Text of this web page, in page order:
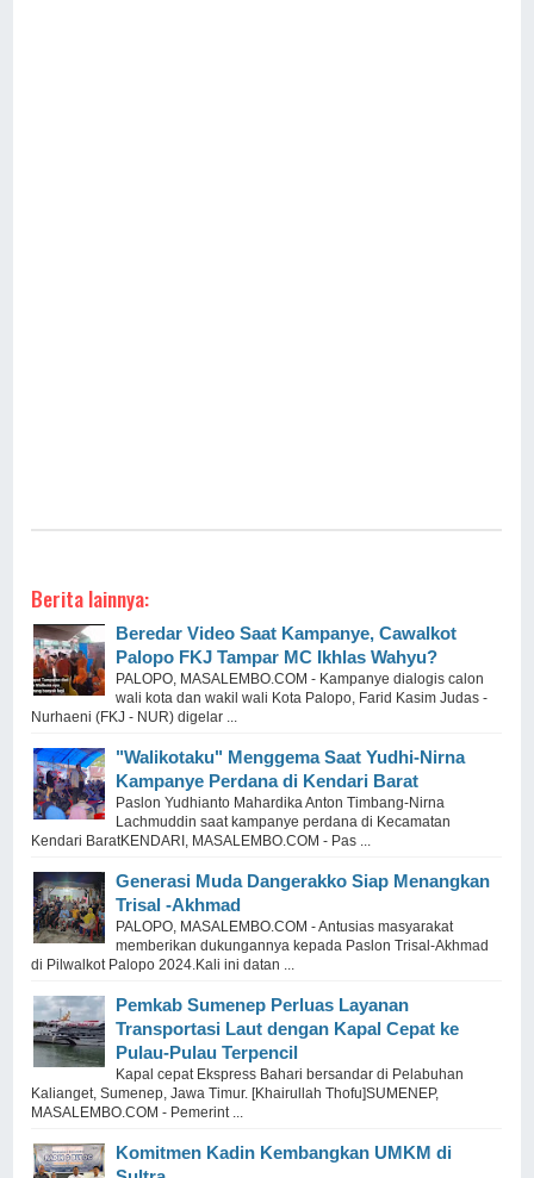
Berita lainnya:
Beredar Video Saat Kampanye, Cawalkot
Palopo FKJ Tampar MC Ikhlas Wahyu?
PALOPO, MASALEMBO.COM - Kampanye dialogis calon
wali kota dan wakil wali Kota Palopo, Farid Kasim Judas -
Nurhaeni (FKJ - NUR) digelar ...
"Walikotaku" Menggema Saat Yudhi-Nirna
Kampanye Perdana di Kendari Barat
Paslon Yudhianto Mahardika Anton Timbang-Nirna
Lachmuddin saat kampanye perdana di Kecamatan
Kendari BaratKENDARI, MASALEMBO.COM - Pas ...
Generasi Muda Dangerakko Siap Menangkan
Trisal -Akhmad
PALOPO, MASALEMBO.COM - Antusias masyarakat
memberikan dukungannya kepada Paslon Trisal-Akhmad
di Pilwalkot Palopo 2024.Kali ini datan ...
Pemkab Sumenep Perluas Layanan
Transportasi Laut dengan Kapal Cepat ke
Pulau-Pulau Terpencil
Kapal cepat Ekspress Bahari bersandar di Pelabuhan
Kalianget, Sumenep, Jawa Timur. [Khairullah Thofu]SUMENEP,
MASALEMBO.COM - Pemerint ...
Komitmen Kadin Kembangkan UMKM di